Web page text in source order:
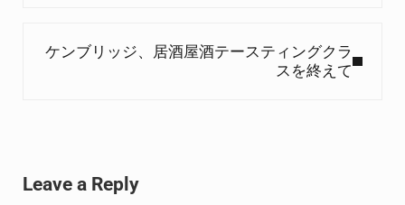
ケンブリッジ、居酒屋酒テースティングクラ
スを終えて
Leave a Reply